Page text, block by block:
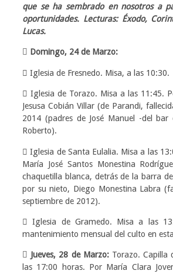
que se ha sembrado en nosotros a
oportunidades. Lecturas: Éxodo,
Lucas.
 Domingo, 24 de Marzo:
 Iglesia de Fresnedo. Misa, a las 10:30.
 Iglesia de Torazo. Misa a las 11:45.
Jesusa Cobián Villar (de Parandi,
2014 (padres de José Manuel -del
Roberto).
 Iglesia de Santa Eulalia. Misa a las
María José Santos Monestina
chaquetilla blanca, detrás de la barra
por su nieto, Diego Monestina Labra
septiembre de 2012).
 Iglesia de Gramedo. Misa a las
mantenimiento mensual del culto en
 Jueves, 28 de Marzo:Torazo. Capilla
las 17:00 horas. Por María Clara